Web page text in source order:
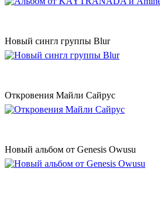
Новый сингл группы Blur
Откровения Майли Сайрус
Новый альбом от Genesis Owusu